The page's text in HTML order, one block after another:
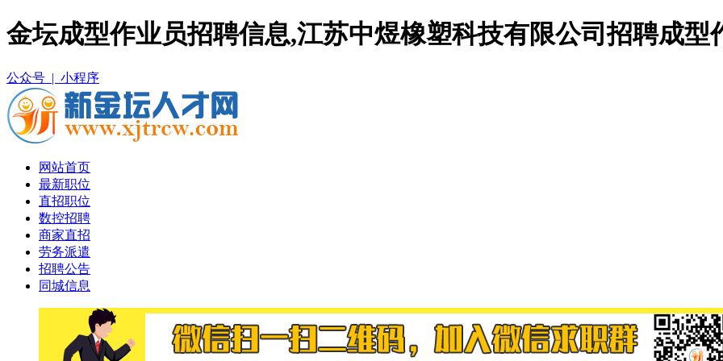
金坛成型作业员招聘信息,江苏中煜橡塑科技有限公司招聘成型
公众号 | 小程序
网站首页
最新职位
直招职位
数控招聘
商家直招
劳务派遣
招聘公告
同城信息